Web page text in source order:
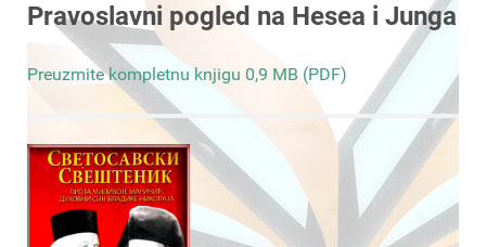
Pravoslavni pogled na Hesea i Junga
Preuzmite kompletnu knjigu 0,9 MB (PDF)